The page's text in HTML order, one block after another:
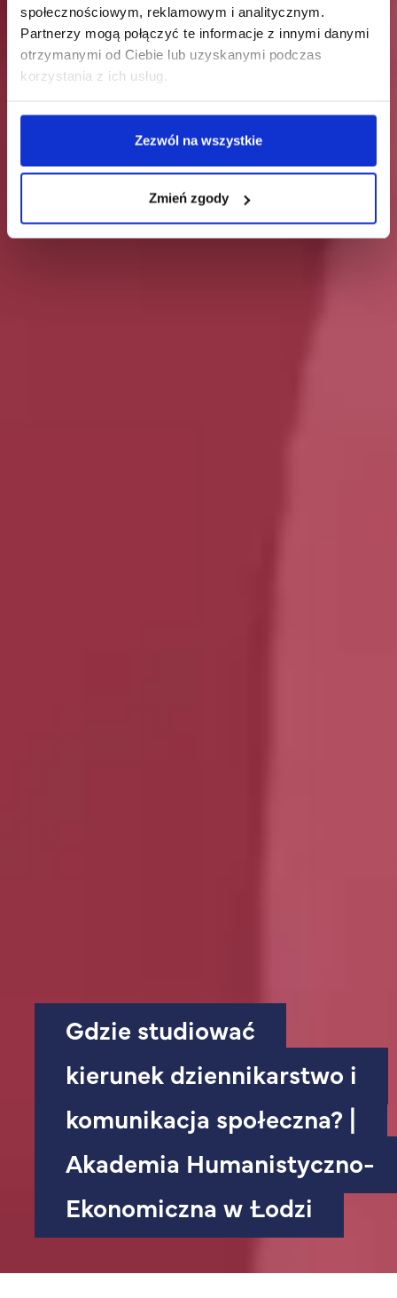
społecznościowym, reklamowym i analitycznym.
Partnerzy mogą połączyć te informacje z innymi danymi
otrzymanymi od Ciebie lub uzyskanymi podczas
korzystania z ich usług.
Zezwól na wszystkie
Zmień zgody
Gdzie studiować
kierunek dziennikarstwo i
komunikacja społeczna? |
Akademia Humanistyczno-
Ekonomiczna w Łodzi